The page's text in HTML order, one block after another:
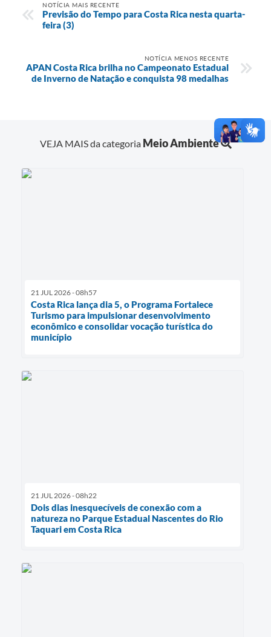
NOTÍCIA MAIS RECENTE
Previsão do Tempo para Costa Rica nesta quarta-
feira (3)
NOTÍCIA MENOS RECENTE
APAN Costa Rica brilha no Campeonato Estadual
de Inverno de Natação e conquista 98 medalhas
VEJA MAIS da categoria Meio Ambiente
21 JUL 2026 - 08h57
Costa Rica lança dia 5, o Programa Fortalece
Turismo para impulsionar desenvolvimento
econômico e consolidar vocação turística do
município
21 JUL 2026 - 08h22
Dois dias inesquecíveis de conexão com a
natureza no Parque Estadual Nascentes do Rio
Taquari em Costa Rica